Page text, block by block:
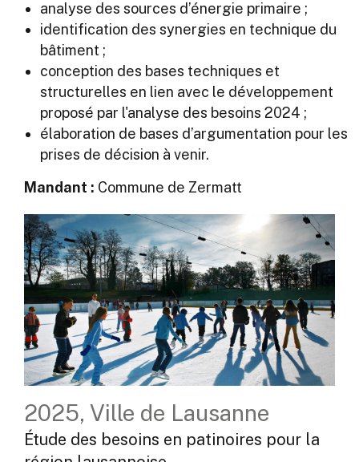
analyse des sources d’énergie primaire ;
identification des synergies en technique du
bâtiment ;
conception des bases techniques et
structurelles en lien avec le développement
proposé par l'analyse des besoins 2024 ;
élaboration de bases d’argumentation pour les
prises de décision à venir.
Mandant : Commune de Zermatt
2025, Ville de Lausanne
Étude des besoins en patinoires pour la